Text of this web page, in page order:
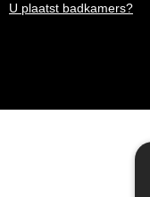
U plaatst badkamers?